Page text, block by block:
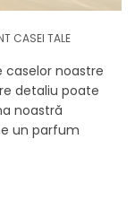
CASEI TALE
caselor noastre
detaliu poate
noastră
un parfum
aromelor de
picante și